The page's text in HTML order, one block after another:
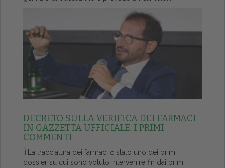
DECRETO SULLA VERIFICA DEI FARMACI
IN GAZZETTA UFFICIALE, I PRIMI
COMMENTI
ŤLa tracciatura dei farmaci č stato uno dei primi
dossier su cui sono voluto intervenire fin dai primi